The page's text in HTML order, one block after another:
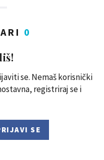
0
se. Nemaš korisnički
registriraj se i
SE